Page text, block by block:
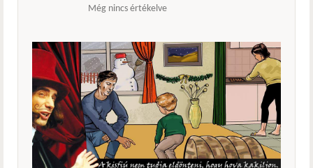
Még nincs értékelve